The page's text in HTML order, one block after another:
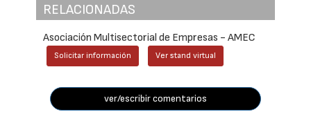
RELACIONADAS
Asociación Multisectorial de Empresas - AMEC
Solicitar información Ver stand virtual
ver/escribir comentarios